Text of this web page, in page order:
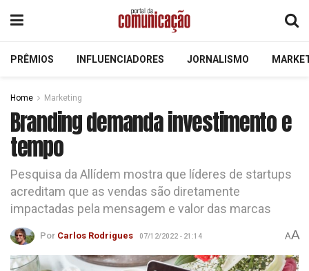
PRÊMIOS INFLUENCIADORES JORNALISMO
Home Marketing
Branding demanda investimento e
tempo
Pesquisa da Allídem mostra que líderes de startups
acreditam que as vendas são diretamente
impactadas pela mensagem e valor das marcas
Por Carlos Rodrigues 07/12/2022 - 21:14 AA